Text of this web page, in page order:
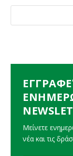
Μείνετε
νέα και τις